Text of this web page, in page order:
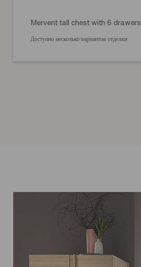
Mervent tall chest with 6 drawers
Доступно несколько вариантов отделки